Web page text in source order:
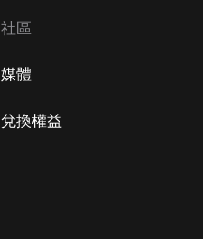
社區
媒體
兌換權益